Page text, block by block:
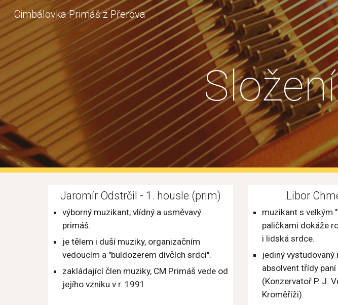
Skip to main content
Cimbálovka Primáš z Přerova
Jaromír Odstrčil - 1. housle (prim)
výborný muzikant, vlídný a usměvavý
primáš.
je tělem i duší muziky, organizačním
vedoucím a "buldozerem dívčích srdcí".
zakládající člen muziky, CM Primáš vede od
jejího vzniku v r. 1991
Libor
muzikant s velkým
paličkami dokáže
i lidská srdce.
jediný
absolvent třídy
(Konzervatoř P. J.
Kroměříži).